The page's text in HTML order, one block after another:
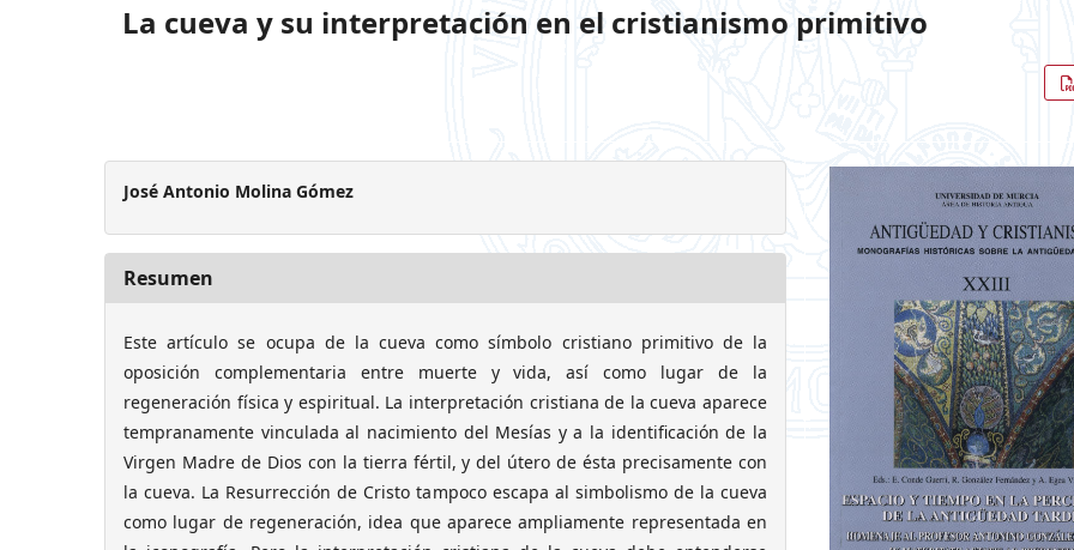
La cueva y su interpretación en el cristianismo primitivo
José Antonio Molina Gómez
Resumen
Este artículo se ocupa de la cueva como símbolo cristiano primitivo de la
oposición complementaria entre muerte y vida, así como lugar de la
regeneración física y espiritual. La interpretación cristiana de la cueva aparece
tempranamente vinculada al nacimiento del Mesías y a la identificación de la
Virgen Madre de Dios con la tierra fértil, y del útero de ésta precisamente con
la cueva. La Resurrección de Cristo tampoco escapa al simbolismo de la cueva
como lugar de regeneración, idea que aparece ampliamente representada en